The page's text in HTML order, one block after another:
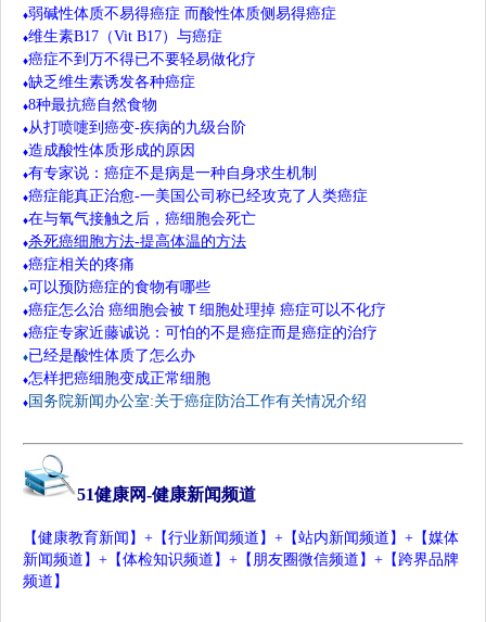
♦弱碱性体质不易得癌症 而酸性体质侧易得癌症
♦维生素B17（Vit B17）与癌症
♦癌症不到万不得已不要轻易做化疗
♦缺乏维生素诱发各种癌症
♦8种最抗癌自然食物
♦从打喷嚏到癌变-疾病的九级台阶
♦造成酸性体质形成的原因
♦有专家说： 癌症不是病是一种自身求生机制
♦癌症能真正治愈-一美国公司称已经攻克了人类癌症
♦在与氧气接触之后，癌细胞会死亡
♦杀死癌细胞方法-提高体温的方法
♦癌症相关的疼痛
♦可以预防癌症的食物有哪些
♦癌症怎么治 癌细胞会被Ｔ细胞处理掉 癌症可以不化疗
♦癌症专家近藤诚说：可怕的不是癌症而是癌症的治疗
♦已经是酸性体质了怎么办
♦怎样把癌细胞变成正常细胞
♦国务院新闻办公室:关于癌症防治工作有关情况介绍
51健康网-健康新闻频道
【健康教育新闻 】+【行业新闻频道 】+【站内新闻频道 】+【媒体
新闻频道 】+【体检知识频道 】+【 朋友圈微信频道 】 + 【跨界品牌
频道 】